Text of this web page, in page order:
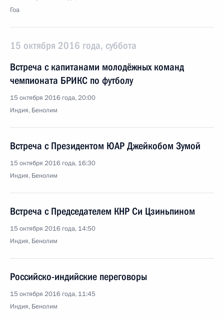
Гоа
15 октября 2016 года, суббота
Встреча с капитанами молодёжных команд
чемпионата БРИКС по футболу
15 октября 2016 года, 20:00
Индия, Бенолим
Встреча с Президентом ЮАР Джейкобом Зумой
15 октября 2016 года, 16:30
Индия, Бенолим
Встреча с Председателем КНР Си Цзиньпином
15 октября 2016 года, 14:50
Индия, Бенолим
Российско-индийские переговоры
15 октября 2016 года, 11:45
Индия, Бенолим